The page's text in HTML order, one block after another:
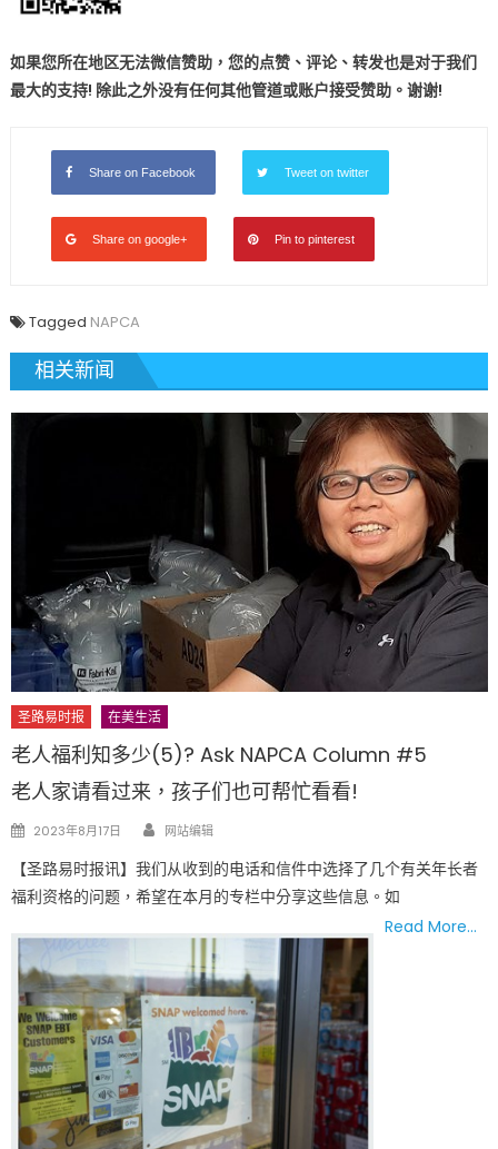
如果您所在地区无法微信赞助，您的点赞、评论、转发也是对于我们
最大的支持! 除此之外没有任何其他管道或账户接受赞助。谢谢!
Share on Facebook Tweet on twitter
Share on google+ Pin to pinterest
Tagged NAPCA
相关新闻
圣路易时报 在美生活
老人福利知多少(5)? Ask NAPCA Column #5
老人家请看过来，孩子们也可帮忙看看!
Posted
2023年8月17日 Author
网站编辑
【圣路易时报讯】我们从收到的电话和信件中选择了几个有关年长者
福利资格的问题，希望在本月的专栏中分享这些信息。如
Read More…